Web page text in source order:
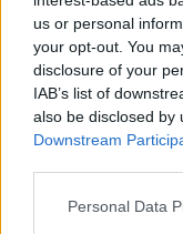
us or personal
your opt-out. You
disclosure of your
IAB’s list of
also be disclosed by
Downstream
Please note that
Personal Data
1 Σοκαριστική
Τουρίστας
να ασελγήσει
καθόταν
2Ryanair: «Ένα
ήταν σαν
επιβάτιδα
έσπασε το
Ανησυχία